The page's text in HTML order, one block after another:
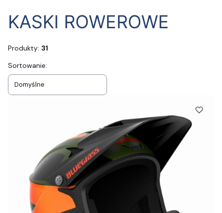
KASKI ROWEROWE
Produkty: 31
Lista produktów
Sortowanie:
Domyślne